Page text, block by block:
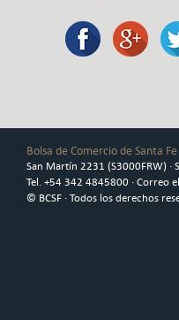
Bolsa de Comercio de Santa Fe
San Martín 2231 (S3000FRW) ·
Tel. +54 342 4845800 · Correo
© BCSF · Todos los derechos